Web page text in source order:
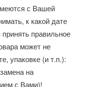
с Вашей
к какой дате
правильное
может не
упаковке (и т.п.):
на
с Вами)!